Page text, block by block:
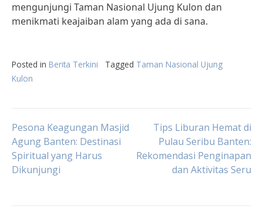
mengunjungi Taman Nasional Ujung Kulon dan
menikmati keajaiban alam yang ada di sana.
Posted in Berita Terkini Tagged Taman Nasional Ujung
Kulon
Post
navigation
Pesona Keagungan Masjid
Agung Banten: Destinasi
Spiritual yang Harus
Dikunjungi
Tips Liburan Hemat di
Pulau Seribu Banten:
Rekomendasi Penginapan
dan Aktivitas Seru